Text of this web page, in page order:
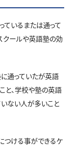
ているまたは通って
クールや英語塾の効
通っていたが英語
と、学校や塾の英語
ない人が多いこと
つける事ができるケ